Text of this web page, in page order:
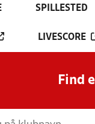
SPILLESTED
LIVESCORE
Find